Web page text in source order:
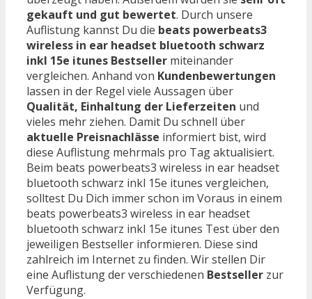
gekauft und gut bewertet. Durch unsere
Auflistung kannst Du die beats powerbeats3
wireless in ear headset bluetooth schwarz
inkl 15e itunes Bestseller miteinander
vergleichen. Anhand von Kundenbewertungen
lassen in der Regel viele Aussagen über
Qualität, Einhaltung der Lieferzeiten und
vieles mehr ziehen. Damit Du schnell über
aktuelle Preisnachlässe informiert bist, wird
diese Auflistung mehrmals pro Tag aktualisiert.
Beim beats powerbeats3 wireless in ear headset
bluetooth schwarz inkl 15e itunes vergleichen,
solltest Du Dich immer schon im Voraus in einem
beats powerbeats3 wireless in ear headset
bluetooth schwarz inkl 15e itunes Test über den
jeweiligen Bestseller informieren. Diese sind
zahlreich im Internet zu finden. Wir stellen Dir
eine Auflistung der verschiedenen Bestseller zur
Verfügung.